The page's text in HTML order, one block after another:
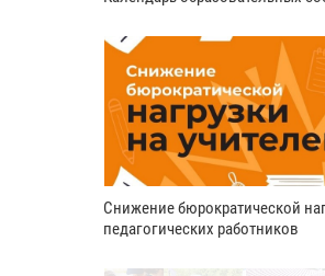
Снижение бюрократической
педагогических работников